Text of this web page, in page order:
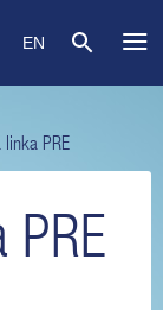
EN
PRE